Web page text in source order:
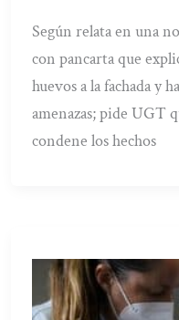
Según relata en una
con pancarta que
huevos a la fachada y
amenazas; pide UGT
condene los hechos